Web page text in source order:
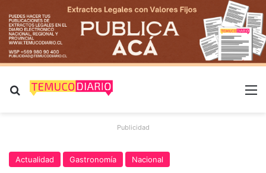
Buscar por
Publicidad
Actualidad Gastronomía Nacional